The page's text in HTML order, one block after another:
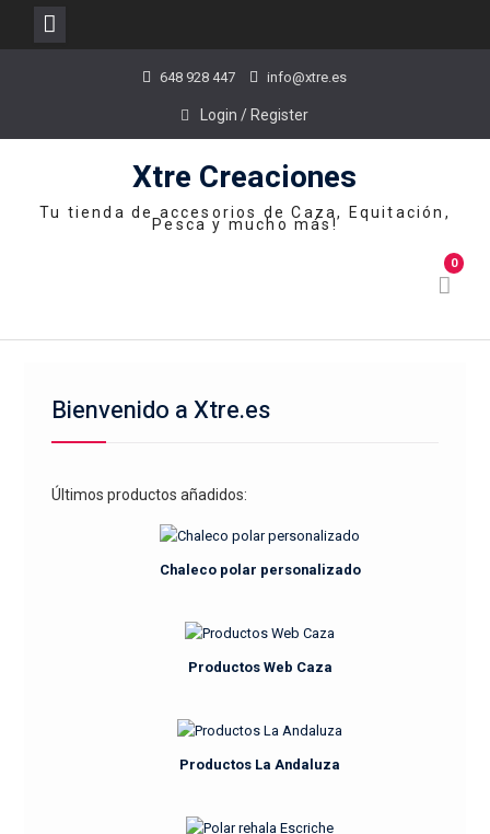
648 928 447 info@xtre.es
Login / Register
Xtre Creaciones
Tu tienda de accesorios de Caza, Equitación,
Pesca y mucho más!
0
Bienvenido a Xtre.es
Últimos productos añadidos:
Chaleco polar personalizado
Productos Web Caza
Productos La Andaluza